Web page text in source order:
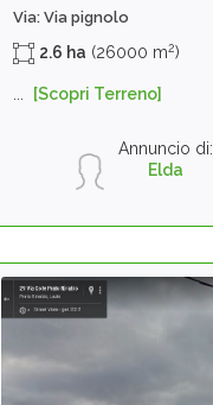
Via: Via pignolo
2.6 ha (26000 m2)
[Scopri Terreno]
Annuncio di:
Elda